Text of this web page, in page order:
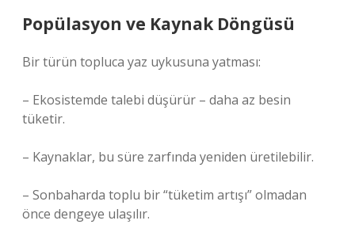
Popülasyon ve Kaynak Döngüsü
Bir türün topluca yaz uykusuna yatması:
– Ekosistemde talebi düşürür – daha az besin
tüketir.
– Kaynaklar, bu süre zarfında yeniden üretilebilir.
– Sonbaharda toplu bir “tüketim artışı” olmadan
önce dengeye ulaşılır.